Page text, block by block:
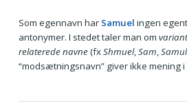
Som egennavn har Samuel ingen
antonymer. I stedet taler man om
relaterede navne(fxShmuel,Sam,
“modsætningsnavn” giver ikke mening